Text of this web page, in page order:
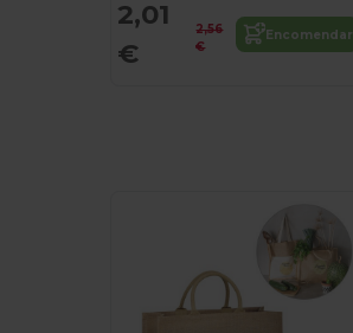
2,01
€
2,56
€
Encomendar